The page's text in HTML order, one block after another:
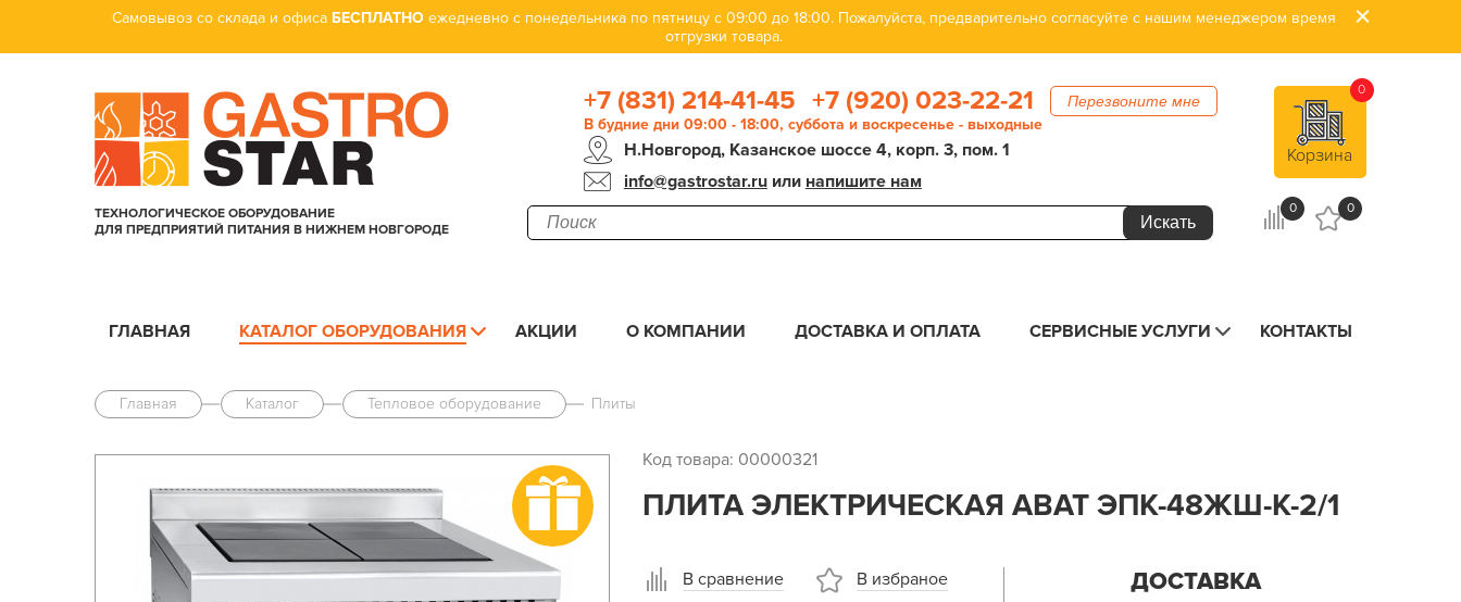
Самовывоз со склада и офиса БЕСПЛАТНО ежедневно с понедельника по пятницу с 09:00 до 18:00. Пожалуйста, предварительно согласуйте с нашим менеджером время
отгрузки товара.
ТЕХНОЛОГИЧЕСКОЕ ОБОРУДОВАНИЕ
ДЛЯ ПРЕДПРИЯТИЙ ПИТАНИЯ В НИЖНЕМ НОВГОРОДЕ
+7 (831) 214-41-45 +7 (920) 023-22-21 Перезвоните мне
В будние дни 09:00 - 18:00, суббота и воскресенье - выходные
Н.Новгород, Казанское шоссе 4, корп. 3, пом. 1
info@gastrostar.ruили напишите нам
Корзина
0
0 0
ГЛАВНАЯ КАТАЛОГ ОБОРУДОВАНИЯ АКЦИИ О КОМПАНИИ ДОСТАВКА И ОПЛАТА СЕРВИСНЫЕ УСЛУГИ КОНТАКТЫ
Главная Каталог Тепловое оборудование Плиты
Код товара: 00000321
ПЛИТА ЭЛЕКТРИЧЕСКАЯ ABAT ЭПК-48ЖШ-К-2/1
В сравнение В избраное ДОСТАВКА